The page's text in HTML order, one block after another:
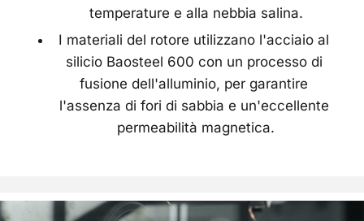
temperature e alla nebbia salina.
I materiali del rotore utilizzano l'acciaio al
silicio Baosteel 600 con un processo di
fusione dell'alluminio, per garantire
l'assenza di fori di sabbia e un'eccellente
permeabilità magnetica.